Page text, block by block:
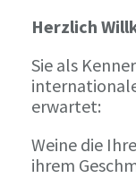
Herzlich
Sie als
erwartet:
Weine die
ihrem